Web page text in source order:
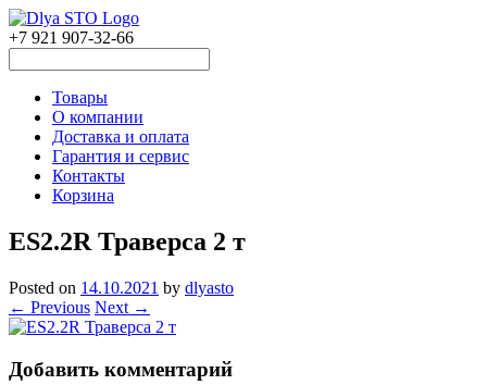
+7 921 907-32-66
Товары
О компании
Доставка и оплата
Гарантия и сервис
Контакты
Корзина
ES2.2R Траверса 2 т
Posted on 14.10.2021 by dlyasto
← Previous Next →
Добавить комментарий